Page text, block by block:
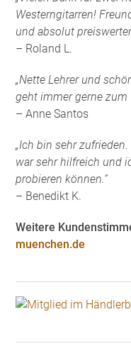
Westerngitarren!
und absolut
– Roland L.
„Nette Lehrer und
geht immer gerne zum
– Anne Santos
„Ich bin sehr
war sehr hilfreich und
probieren können.“
– Benedikt K.
Weitere
muenchen.de